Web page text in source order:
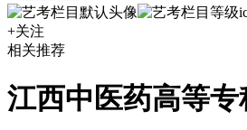
+关注
相关推荐
江西中医药高等专